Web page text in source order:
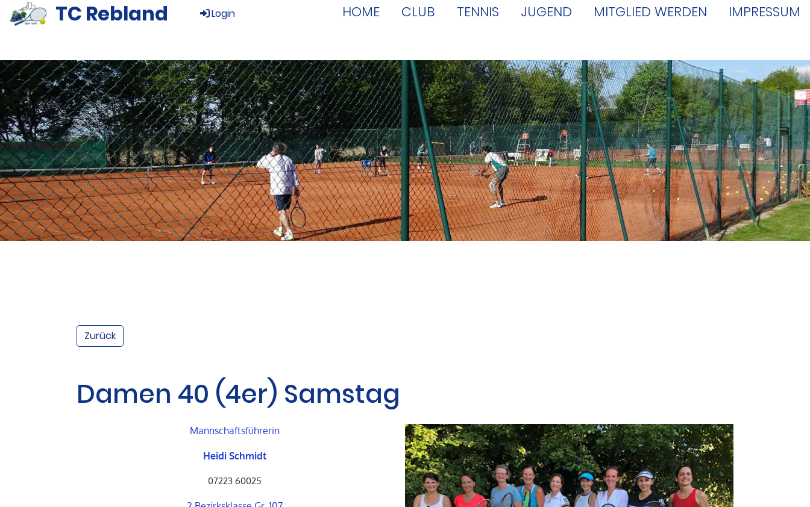
HOME CLUB TENNIS JUGEND MITGLIED WERDEN IMPRESSUM
Login
TC Rebland
Zurück
Damen 40 (4er) Samstag
Mannschaftsführerin
Heidi Schmidt
07223 60025